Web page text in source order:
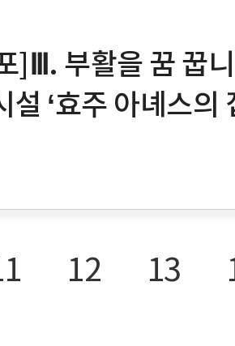
]Ⅲ. 부활을 꿈 꿉
설 ‘효주 아녜스의
12 13